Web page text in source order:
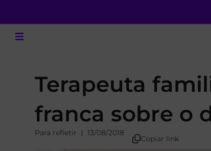
Terapeuta
franca sobre o
Para refletir 13/08/2018
Copiar link